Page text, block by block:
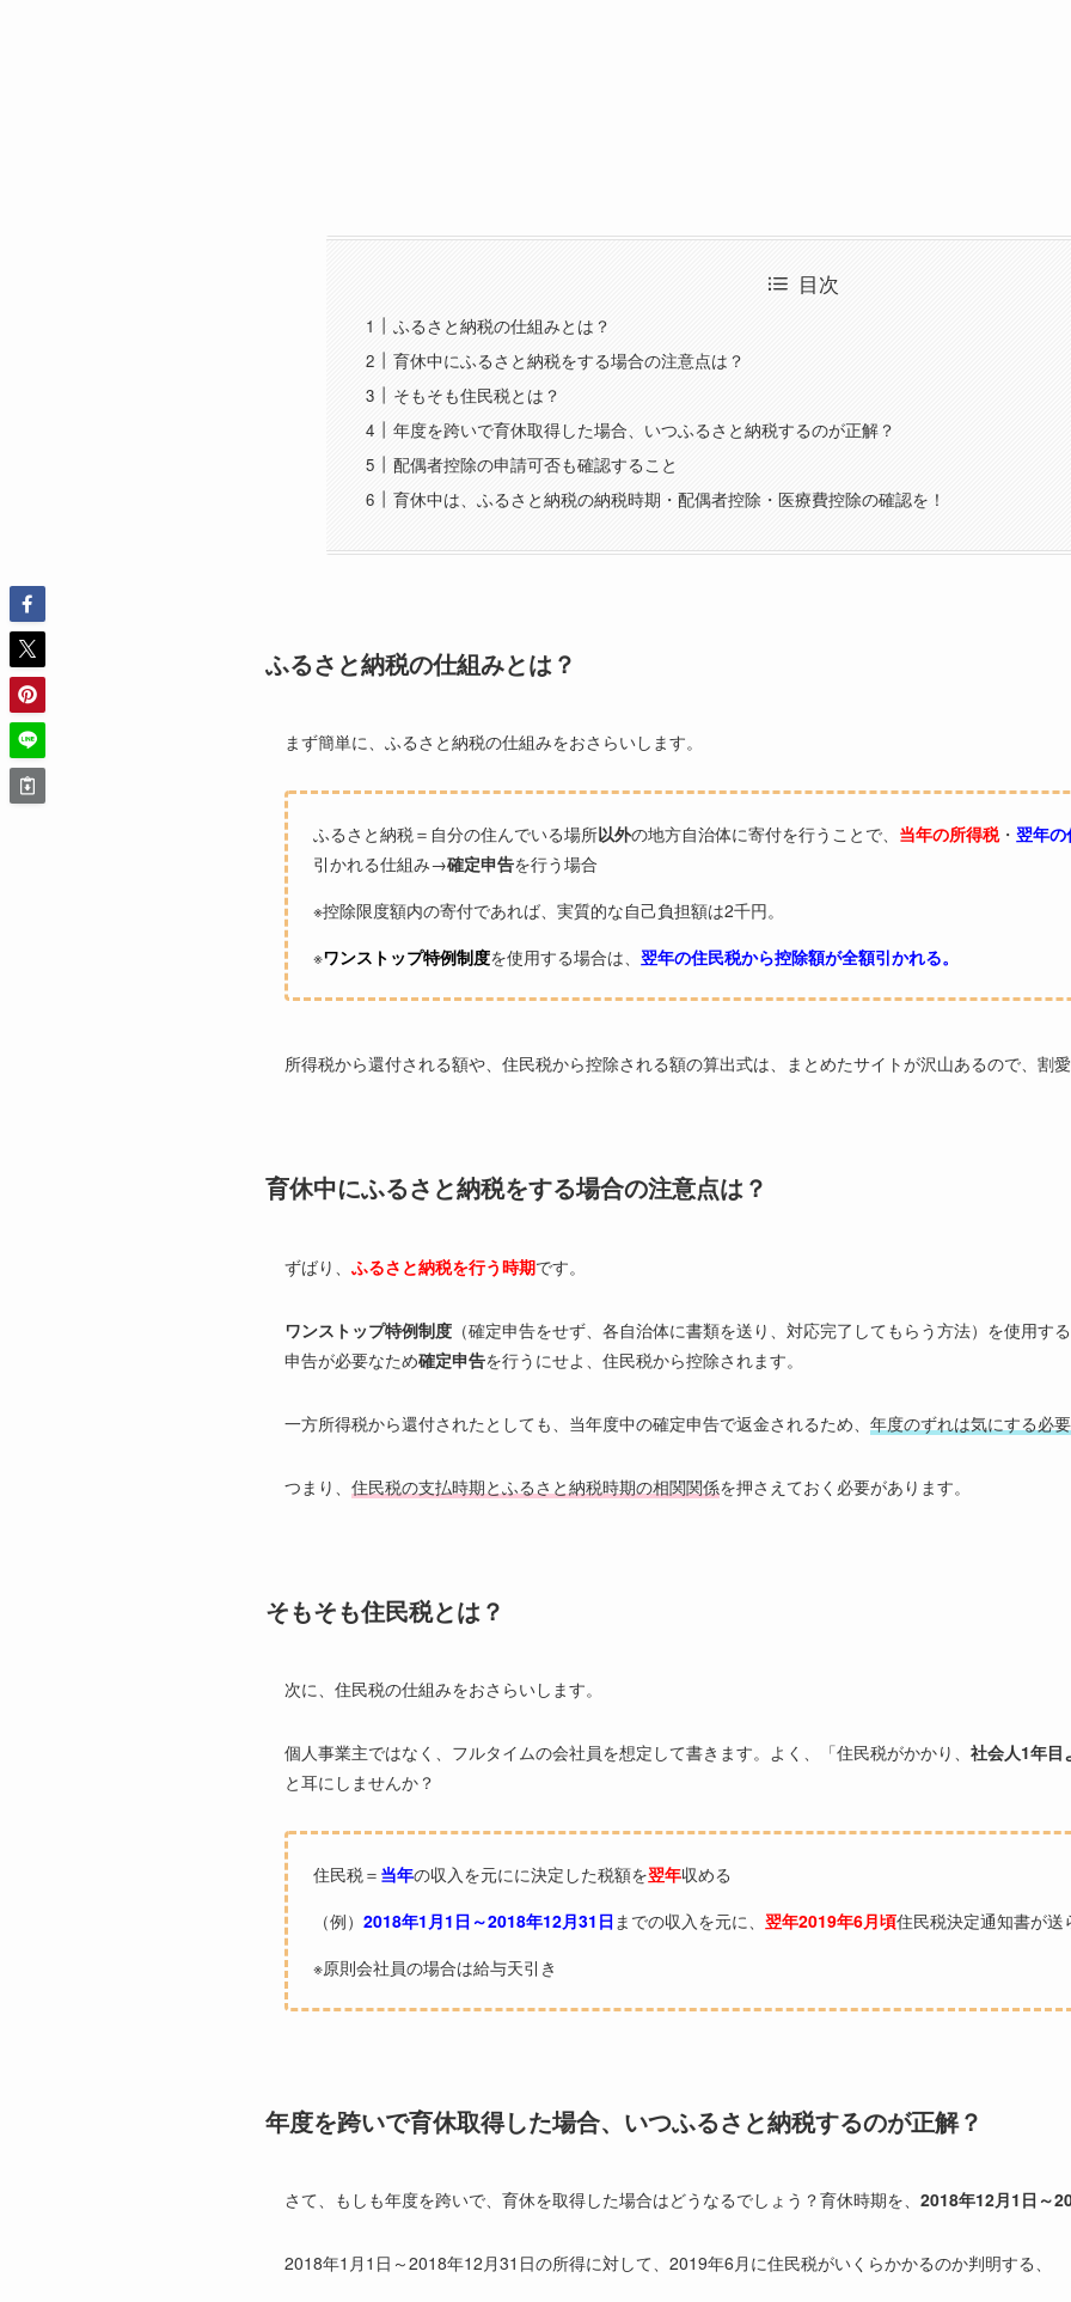
目次
ふるさと納税の仕組みとは？
育休中にふるさと納税をする場合の注意点は？
そもそも住民税とは？
年度を跨いで育休取得した場合、いつふるさと納税するのが正解？
配偶者控除の申請可否も確認すること
育休中は、ふるさと納税の納税時期・配偶者控除・医療費控除の確認を！
ふるさと納税の仕組みとは？
まず簡単に、ふるさと納税の仕組みをおさらいします。
ふるさと納税＝自分の住んでいる場所以外の地方自治体に寄付を行うことで、 当年の所得税・ 翌年
引かれる仕組み→確定申告を行う場合
※控除限度額内の寄付であれば、実質的な自己負担額は2千円。
※ワンストップ特例制度を使用する場合は、 翌年の住民税から控除額が全額引かれる。
所得税から還付される額や、住民税から控除される額の算出式は、まとめたサイトが沢山あるので、割
育休中にふるさと納税をする場合の注意点は？
ずばり、 ふるさと納税を行う時期です。
ワンストップ特例制度 （確定申告をせず、各自治体に書類を送り、対応完了してもらう方法）を使用す
申告が必要なため確定申告を行うにせよ、住民税から控除されます。
一方所得税から還付されたとしても、当年度中の確定申告で返金されるため、 年度のずれは気にする必
つまり、 住民税の支払時期とふるさと納税時期の相関関係を押さえておく必要があります。
そもそも住民税とは？
次に、住民税の仕組みをおさらいします。
個人事業主ではなく、フルタイムの会社員を想定して書きます。よく、「住民税がかかり、 社会人1年目
と耳にしませんか？
住民税＝ 当年の収入を元にに決定した税額を翌年収める
（例） 2018年1 月1 日～2018年12月31 日までの収入を元に、 翌年2019年6月頃住民税決定通知書が送
※原則会社員の場合は給与天引き
年度を跨いで育休取得した場合、いつふるさと納税するのが正解？
さて、もしも年度を跨いで、育休を取得した場合はどうなるでしょう？育休時期を、 2018年12月1日～
2018年1月1日～2018年12月31日の所得に対して、2019年6月に住民税がいくらかかるのか判明する、